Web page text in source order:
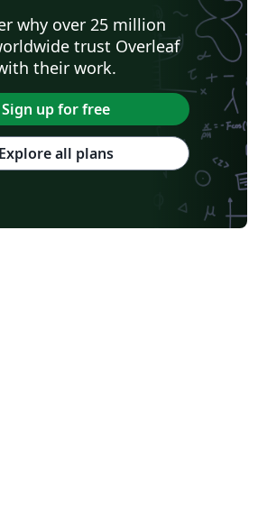
why over 25 million
trust Overleaf
their work.
Sign up for free
Explore all plans